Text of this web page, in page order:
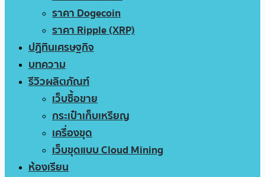
ราคา Dogecoin
ราคา Ripple (XRP)
ปฏิทินเศรษฐกิจ
บทความ
รีวิวผลิตภัณฑ์
เว็บซื้อขาย
กระเป๋าเก็บเหรียญ
เครื่องขุด
เว็บขุดแบบ Cloud Mining
ห้องเรียน